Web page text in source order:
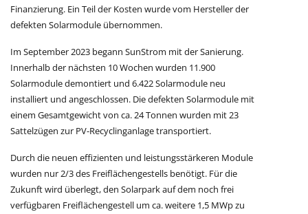
Finanzierung. Ein Teil der Kosten wurde vom Hersteller der
defekten Solarmodule übernommen.
Im September 2023 begann SunStrom mit der Sanierung.
Innerhalb der nächsten 10 Wochen wurden 11.900
Solarmodule demontiert und 6.422 Solarmodule neu
installiert und angeschlossen. Die defekten Solarmodule mit
einem Gesamtgewicht von ca. 24 Tonnen wurden mit 23
Sattelzügen zur PV-Recyclinganlage transportiert.
Durch die neuen effizienten und leistungsstärkeren Module
wurden nur 2/3 des Freiflächengestells benötigt. Für die
Zukunft wird überlegt, den Solarpark auf dem noch frei
verfügbaren Freiflächengestell um ca. weitere 1,5 MWp zu